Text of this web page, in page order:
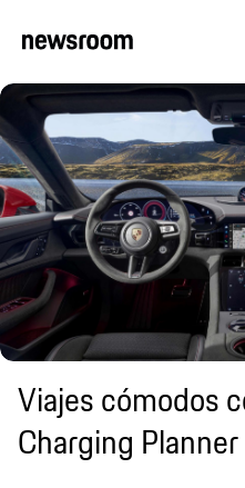
Viajes cómodos
Charging Planner